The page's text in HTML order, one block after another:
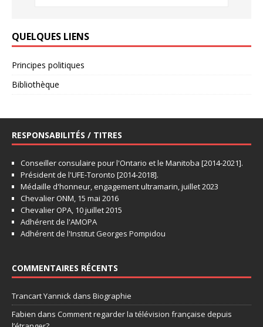
QUELQUES LIENS
Principes politiques
Bibliothèque
RESPONSABILITÉS / TITRES
Conseiller consulaire pour l'Ontario et le Manitoba [2014-2021].
Président de l'UFE-Toronto [2014-2018].
Médaille d'honneur, engagement ultramarin, juillet 2023
Chevalier ONM, 15 mai 2016
Chevalier OPA, 10 juillet 2015
Adhérent de l'AMOPA
Adhérent de l'Institut Georges Pompidou
COMMENTAIRES RÉCENTS
Trancart Yannick dans Biographie
Fabien dans Comment regarder la télévision française depuis